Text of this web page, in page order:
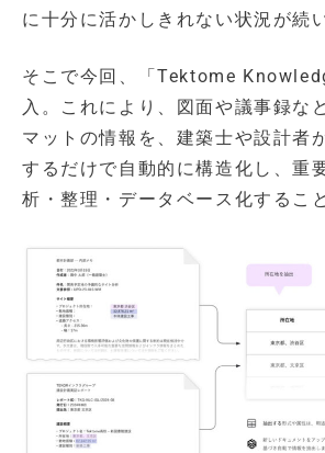
に十分に活かしきれない状況が続
そこで今回、「Tektome
入。これにより、図面や議事録な
マットの情報を、建築士や設計者
するだけで自動的に構造化し、重
析・整理・データベース化するこ